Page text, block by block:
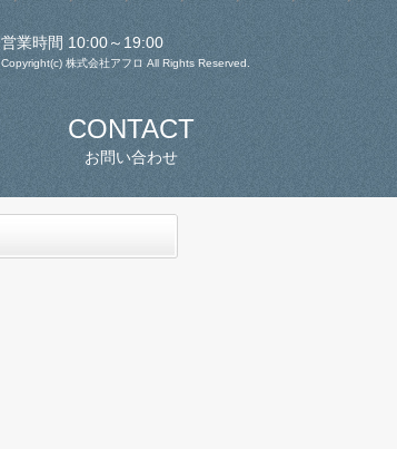
営業時間 10:00～19:00
Copyright(c) 株式会社アフロ All Rights Reserved.
CONTACT
お問い合わせ